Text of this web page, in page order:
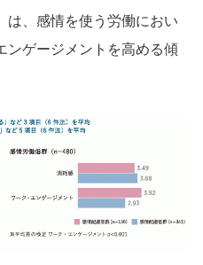
、感情を使う労働におい
ンゲージメントを高める傾